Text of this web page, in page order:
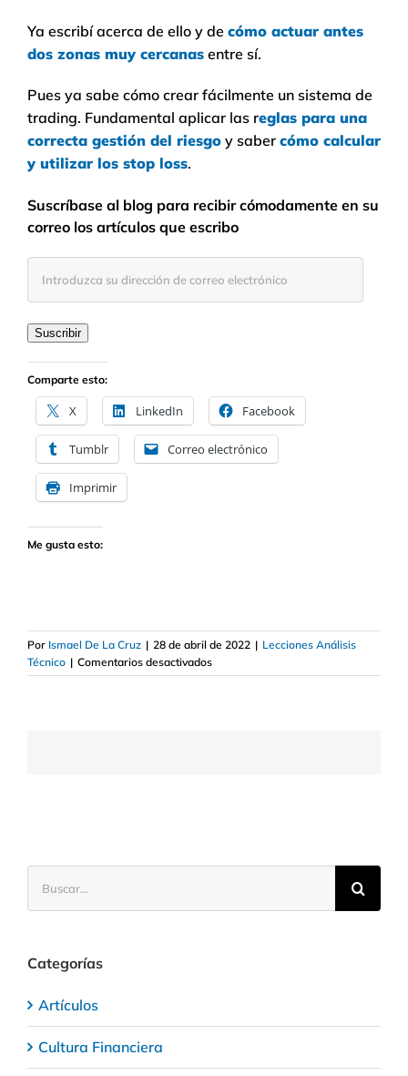
Ya escribí acerca de ello y de cómo actuar antes
dos zonas muy cercanas entre sí.
Pues ya sabe cómo crear fácilmente un sistema de
trading. Fundamental aplicar las reglas para una
correcta gestión del riesgo y saber cómo calcular
y utilizar los stop loss.
Suscríbase al blog para recibir cómodamente en su
correo los artículos que escribo
de
correo
electrónico
Suscribir
Comparte esto:
X LinkedIn Facebook
Tumblr Correo electrónico
Imprimir
Me gusta esto:
Por Ismael De La Cruz | 28 de abril de 2022 | Lecciones Análisis
Técnico | Comentarios desactivadosen
Cómo
Categorías
Artículos
Cultura Financiera